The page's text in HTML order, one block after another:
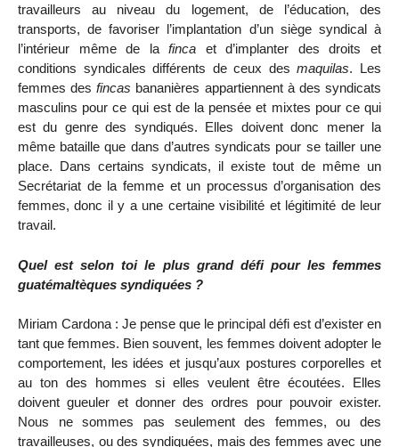
travailleurs au niveau du logement, de l’éducation, des
transports, de favoriser l’implantation d’un siège syndical à
l’intérieur même de lafinca et d’implanter des droits et
conditions syndicales différents de ceux desmaquilas. Les
femmes desfincas bananières appartiennent à des syndicats
masculins pour ce qui est de la pensée et mixtes pour ce qui
est du genre des syndiqués. Elles doivent donc mener la
même bataille que dans d’autres syndicats pour se tailler une
place. Dans certains syndicats, il existe tout de même un
Secrétariat de la femme et un processus d’organisation des
femmes, donc il y a une certaine visibilité et légitimité de leur
travail.
Quel est selon toi le plus grand défi pour les femmes
guatémaltèques syndiquées ?
Miriam Cardona : Je pense que le principal défi est d’exister en
tant que femmes. Bien souvent, les femmes doivent adopter le
comportement, les idées et jusqu’aux postures corporelles et
au ton des hommes si elles veulent être écoutées. Elles
doivent gueuler et donner des ordres pour pouvoir exister.
Nous ne sommes pas seulement des femmes, ou des
travailleuses, ou des syndiquées, mais des femmes avec une